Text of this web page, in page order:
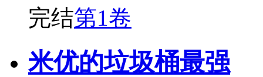
完结第1卷
米优的垃圾桶最强